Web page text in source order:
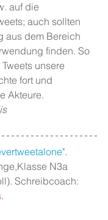
auf die
auch sollten
aus dem Bereich
finden. So
unsere
fort und
Akteure.
.
N3a
Schreibcoach:
.